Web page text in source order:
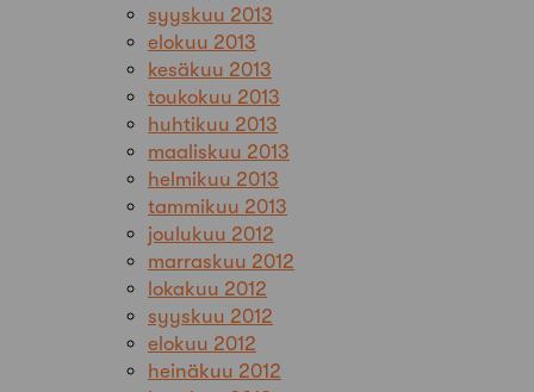
syyskuu 2013
elokuu 2013
kesäkuu 2013
toukokuu 2013
huhtikuu 2013
maaliskuu 2013
helmikuu 2013
tammikuu 2013
joulukuu 2012
marraskuu 2012
lokakuu 2012
syyskuu 2012
elokuu 2012
heinäkuu 2012